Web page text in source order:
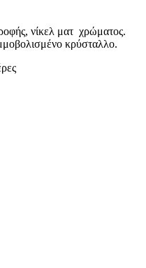
νίκελ ματ χρώματος.
κρύσταλλο.